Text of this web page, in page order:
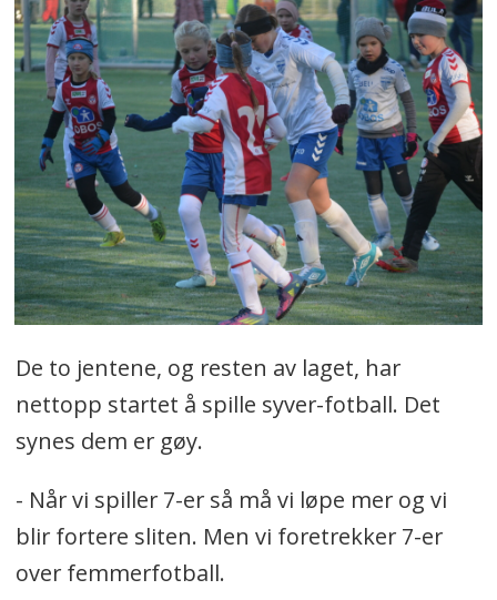
De to jentene, og resten av laget, har
nettopp startet å spille syver-fotball. Det
synes dem er gøy.
- Når vi spiller 7-er så må vi løpe mer og vi
blir fortere sliten. Men vi foretrekker 7-er
over femmerfotball.